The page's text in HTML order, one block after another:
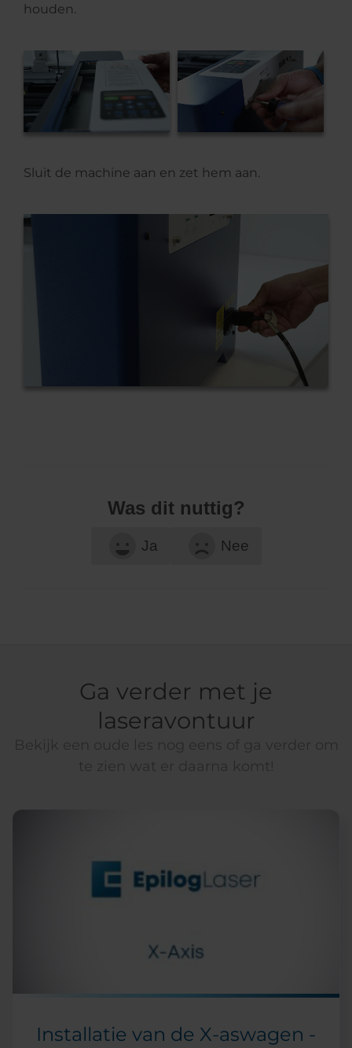
houden.
Sluit de machine aan en zet hem aan.
Was dit nuttig?
Ja Nee
Ga verder met je
laseravontuur
Installatie van de X-aswagen -